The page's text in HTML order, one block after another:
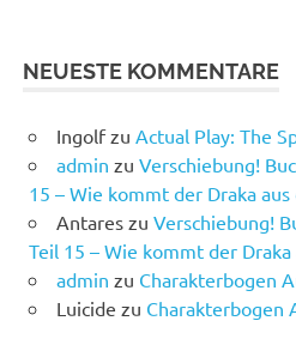
NEUESTE KOMMENTARE
Ingolfzu Actual Play: The
admin zu Verschiebung!
15 – Wie kommt der Draka aus
Antares zu Verschiebung!
Teil 15 – Wie kommt der Draka
admin zu Charakterbogen
Luicide zu Charakterbogen